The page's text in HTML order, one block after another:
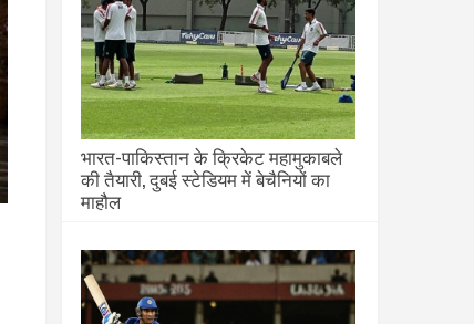
भारत-पाकिस्तान के क्रिकेट महामुकाबले
की तैयारी, दुबई स्टेडियम में बेचैनियों का
माहौल